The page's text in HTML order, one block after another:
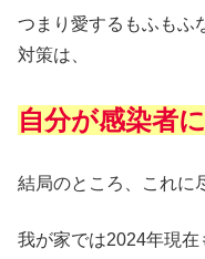
つまり愛するもふもふ
対策は、
自分が感染者
結局のところ、これに
我が家では2024年現在